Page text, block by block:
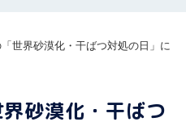
「世界砂漠化・干ばつ対処の日」に
砂漠化・干ばつ